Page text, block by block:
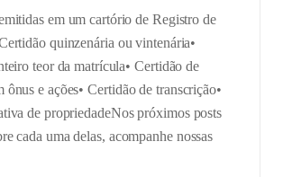
em um cartório de Registro de
quinzenária ou vintenária•
teor da matrícula• Certidão de
ônus e ações• Certidão de transcrição•
de propriedadeNos próximos posts
cada uma delas, acompanhe nossas